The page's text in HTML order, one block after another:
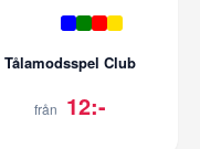
Tålamodsspel Club
från 12:-